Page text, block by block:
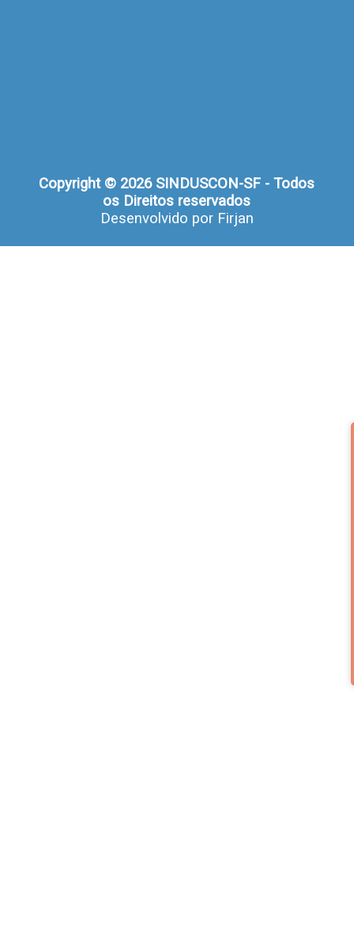
Copyright © 2026 SINDUSCON-SF - Todos
os Direitos reservados
Desenvolvido por Firjan